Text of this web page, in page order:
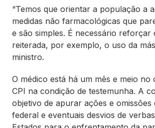
“Temos que orientar a população a
medidas não farmacológicas que
e são simples. É necessário reforçar
reiterada, por exemplo, o uso da
ministro.
O médico está há um mês e meio no
CPI na condição de testemunha. A
objetivo de apurar ações e omissões
federal e eventuais desvios de